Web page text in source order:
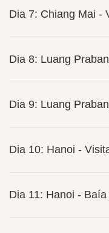
Dia 7: Chiang Mai -
Dia 8: Luang
Dia 9: Luang
Dia 10: Hanoi -
Dia 11: Hanoi -